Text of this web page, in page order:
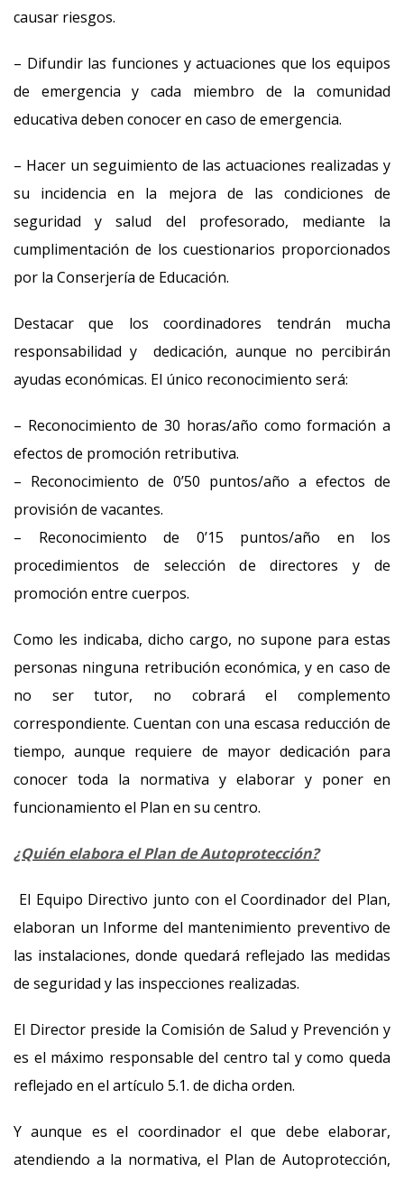
causar riesgos.
– Difundir las funciones y actuaciones que los equipos
de emergencia y cada miembro de la comunidad
educativa deben conocer en caso de emergencia.
– Hacer un seguimiento de las actuaciones realizadas y
su incidencia en la mejora de las condiciones de
seguridad y salud del profesorado, mediante la
cumplimentación de los cuestionarios proporcionados
por la Conserjería de Educación.
Destacar que los coordinadores tendrán mucha
responsabilidad y dedicación, aunque no percibirán
ayudas económicas. El único reconocimiento será:
– Reconocimiento de 30 horas/año como formación a
efectos de promoción retributiva.
– Reconocimiento de 0’50 puntos/año a efectos de
provisión de vacantes.
– Reconocimiento de 0’15 puntos/año en los
procedimientos de selección de directores y de
promoción entre cuerpos.
Como les indicaba, dicho cargo, no supone para estas
personas ninguna retribución económica, y en caso de
no ser tutor, no cobrará el complemento
correspondiente. Cuentan con una escasa reducción de
tiempo, aunque requiere de mayor dedicación para
conocer toda la normativa y elaborar y poner en
funcionamiento el Plan en su centro.
¿Quién elabora el Plan de Autoprotección?
El Equipo Directivo junto con el Coordinador del Plan,
elaboran un Informe del mantenimiento preventivo de
las instalaciones, donde quedará reflejado las medidas
de seguridad y las inspecciones realizadas.
El Director preside la Comisión de Salud y Prevención y
es el máximo responsable del centro tal y como queda
reflejado en el artículo 5.1. de dicha orden.
Y aunque es el coordinador el que debe elaborar,
atendiendo a la normativa, el Plan de Autoprotección,